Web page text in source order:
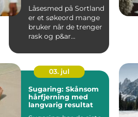
Låsesmed på Sortland
er et søkeord mange
bruker når de trenger
rask og p&ar...
03. jul
Sugaring: Skånsom
hårfjerning med
langvarig resultat